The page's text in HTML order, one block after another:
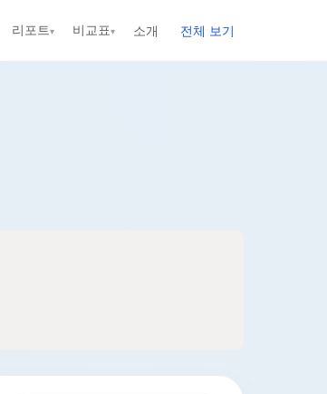
리포트▾ 비교표▾ 소개 전체 보기